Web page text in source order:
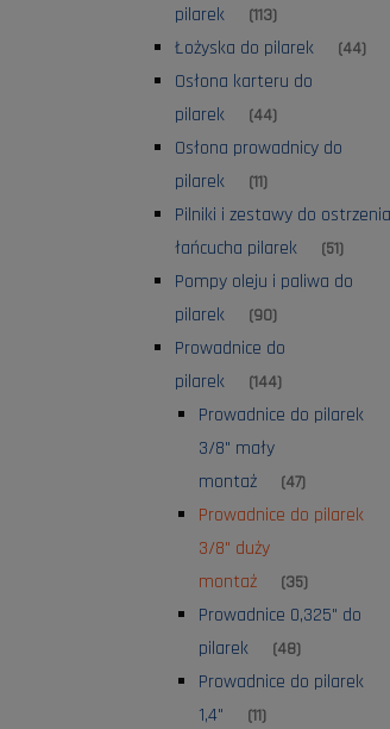
pilarek
(113)
Łożyska do pilarek (44)
Osłona karteru do
pilarek
(44)
Osłona prowadnicy do
pilarek
(11)
Pilniki i zestawy do ostrzenia
łańcucha pilarek
(51)
Pompy oleju i paliwa do
pilarek
(90)
Prowadnice do
pilarek
(144)
Prowadnice do pilarek
3/8" mały
montaż
(47)
Prowadnice do pilarek
3/8" duży
montaż
(35)
Prowadnice 0,325" do
pilarek
(48)
Prowadnice do pilarek
1,4"
(11)